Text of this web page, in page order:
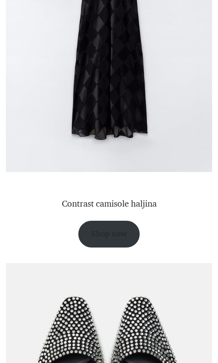
Contrast camisole haljina
Shop now